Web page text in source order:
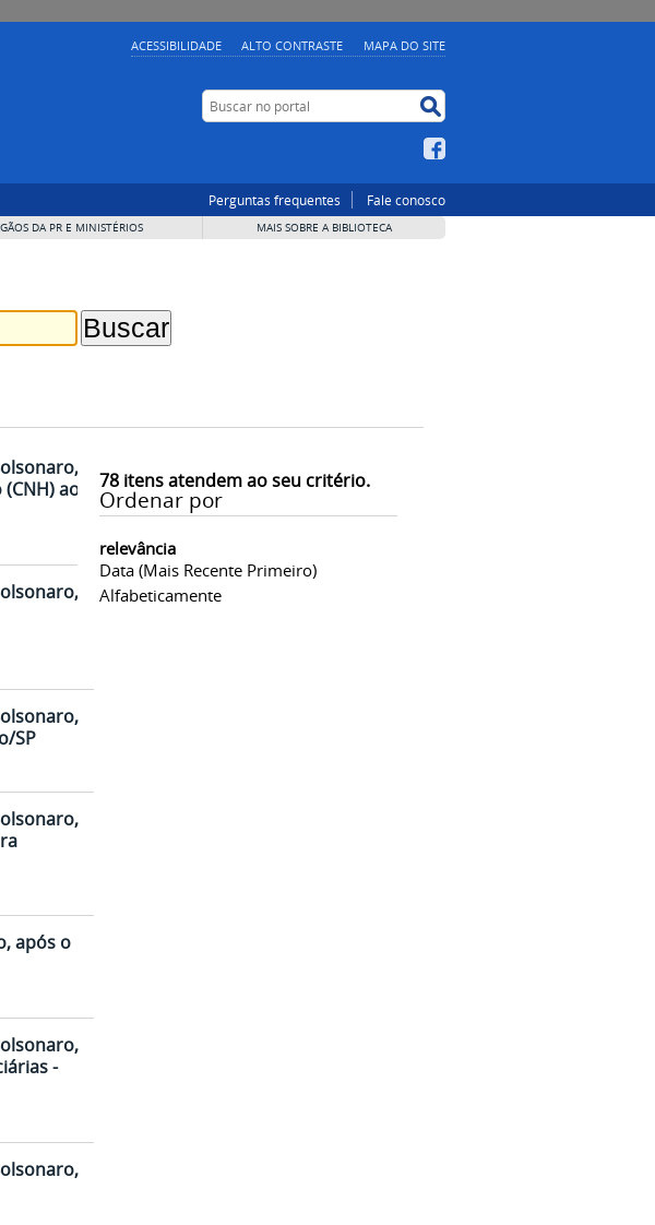
ACESSIBILIDADE ALTO CONTRASTE MAPA DO SITE
Buscar no portal
Perguntas frequentes Fale conosco
DA PR E MINISTÉRIOS MAIS SOBRE A BIBLIOTECA
78itens atendem ao seu critério.
Ordenar por
relevância
Data (mais Recente Primeiro)
Alfabeticamente
ao
SP
após o
-